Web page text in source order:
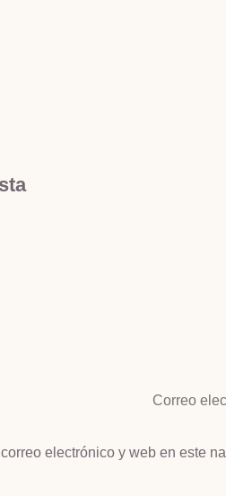
electrónico y web en este